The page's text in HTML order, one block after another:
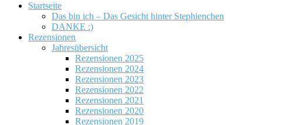
Startseite
Das bin ich – Das Gesicht hinter Stephienchen
DANKE :)
Rezensionen
Jahresübersicht
Rezensionen 2025
Rezensionen 2024
Rezensionen 2023
Rezensionen 2022
Rezensionen 2021
Rezensionen 2020
Rezensionen 2019